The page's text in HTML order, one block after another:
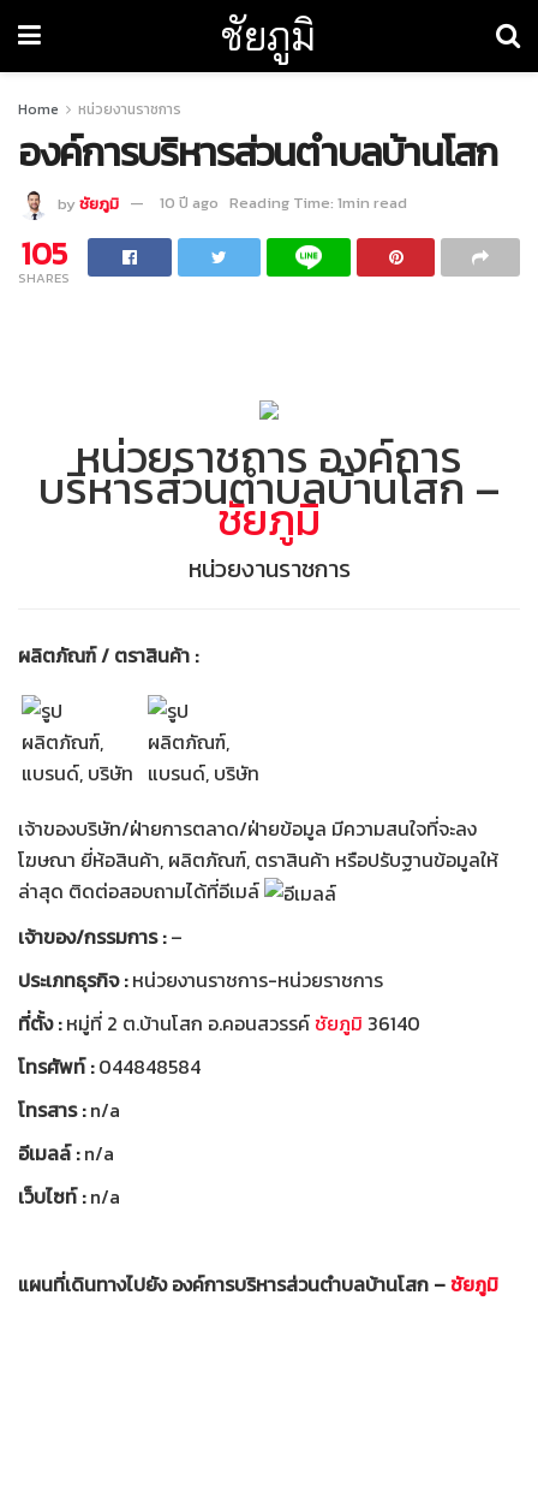
ชัยภูมิ
Home หน่วยงานราชการ
องค์การบริหารส่วนตำบลบ้านโสก
by ชัยภูมิ 10 ปี ago Reading Time: 1min read
105
SHARES
หน่วยราชการ องค์การ
บริหารส่วนตำบลบ้านโสก –
ชัยภูมิ
หน่วยงานราชการ
ผลิตภัณฑ์ / ตราสินค้า :
เจ้าของบริษัท/ฝ่ายการตลาด/ฝ่ายข้อมูล มีความสนใจที่จะลง
โฆษณา ยี่ห้อสินค้า, ผลิตภัณฑ์, ตราสินค้า หรือปรับฐานข้อมูลให้
ล่าสุด ติดต่อสอบถามได้ที่อีเมล์
เจ้าของ/กรรมการ :–
ประเภทธุรกิจ :หน่วยงานราชการ-หน่วยราชการ
ที่ตั้ง :หมู่ที่ 2 ต.บ้านโสก อ.คอนสวรรค์ชัยภูมิ 36140
โทรศัพท์ :044848584
โทรสาร :n/a
อีเมลล์ :n/a
เว็บไซท์ :n/a
แผนที่เดินทางไปยัง องค์การบริหารส่วนตำบลบ้านโสก –ชัยภูมิ